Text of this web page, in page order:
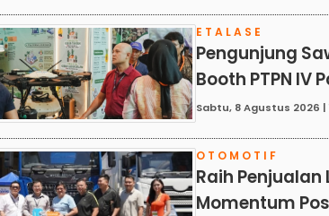
ETALASE
Pengunjung
Booth PTPN IV
Sabtu, 8 Agustus 2026 |
OTOMOTIF
Raih
Momentum